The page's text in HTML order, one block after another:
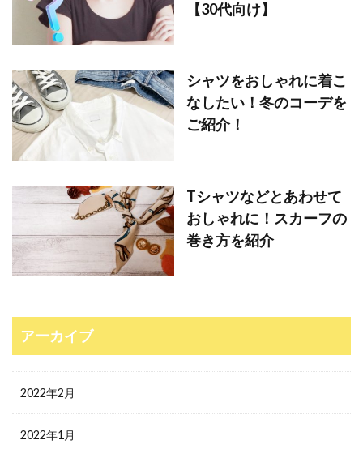
【30代向け】
シャツをおしゃれに着こ
なしたい！冬のコーデを
ご紹介！
Tシャツなどとあわせて
おしゃれに！スカーフの
巻き方を紹介
アーカイブ
2022年2月
2022年1月